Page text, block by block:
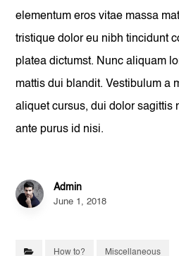
elementum eros vitae massa
tristique dolor eu nibh tincidunt
platea dictumst. Nunc aliquam
mattis dui blandit. Vestibulum a
aliquet cursus, dui dolor sagittis
ante purus id nisi.
Admin
June 1, 2018
How to? Miscellaneous